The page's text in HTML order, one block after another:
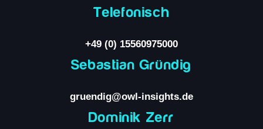
Telefonisch
+49 (0) 15560975000
Sebastian Gründig
gruendig@owl-insights.de
Dominik Zerr